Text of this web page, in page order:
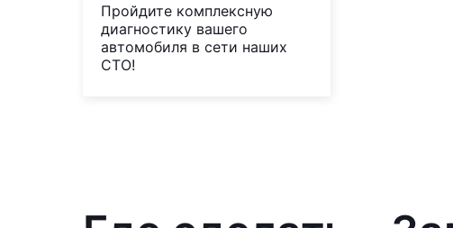
Пройдите комплексную
диагностику вашего
автомобиля в сети наших
СТО!